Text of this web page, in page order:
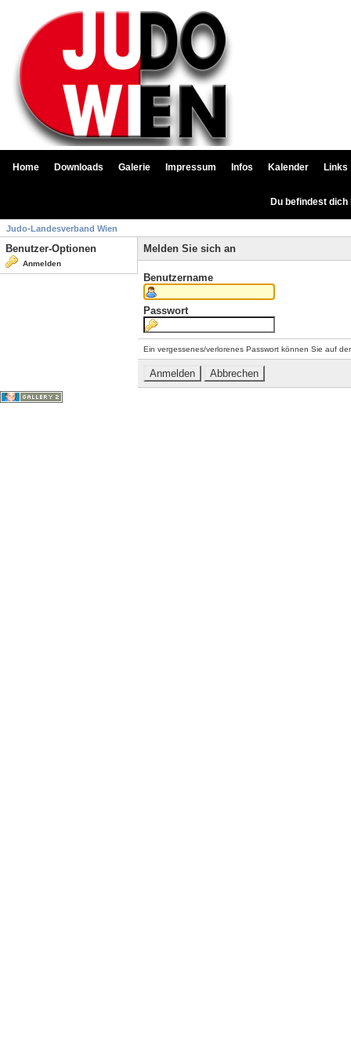
Home Downloads Galerie Impressum Infos Kalender Links
Du befindest
Judo-Landesverband Wien
Benutzer-Optionen
Anmelden
Melden Sie sich an
Benutzername
Passwort
Ein vergessenes/verlorenes Passwort können Sie auf